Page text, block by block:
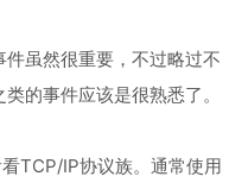
虽然很重要，不过略过不
的事件应该是很熟悉了。
TCP/IP协议族。通常使用